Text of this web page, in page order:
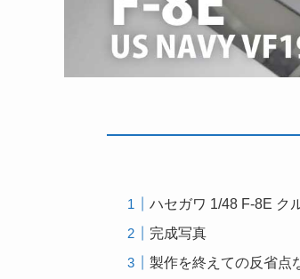
ハセガワ 1/48 F-8E ク
完成写真
製作を終えての反省点